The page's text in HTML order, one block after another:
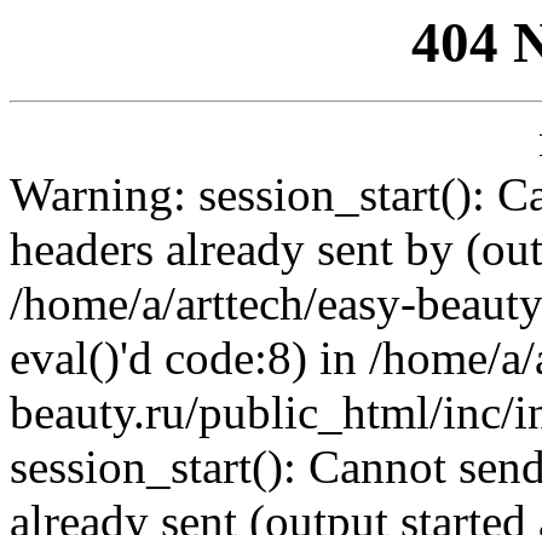
404
Warning: session_start():
headers already sent by
/home/a/arttech/easy-
eval()'d code:8) in /home/
beauty.ru/public_html/inc/
session_start(): Cannot
already sent (output